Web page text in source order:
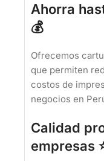
Ahorra
💰
Ofrecemos
que permiten
costos de
negocios en
Calidad
empresas